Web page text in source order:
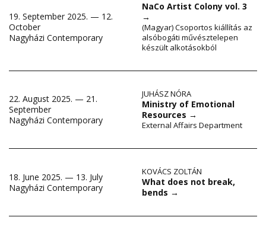
19. September 2025. — 12.
October
Nagyházi Contemporary
NaCo Artist Colony vol. 3
→
(Magyar) Csoportos kiállítás az
alsóbogáti művésztelepen
készült alkotásokból
22. August 2025. — 21.
September
Nagyházi Contemporary
JUHÁSZ NÓRA
Ministry of Emotional
Resources →
External Affairs Department
18. June 2025. — 13. July
Nagyházi Contemporary
KOVÁCS ZOLTÁN
What does not break,
bends →